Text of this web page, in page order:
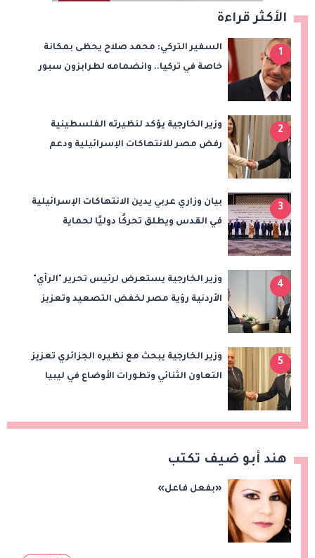
الأكثر قراءة
1
السفير التركي: محمد صلاح يحظى بمكانة
خاصة في تركيا.. وانضمامه لطرابزون سبور
2
وزير الخارجية يؤكد لنظيرته الفلسطينية
رفض مصر للانتهاكات الإسرائيلية ودعم
3
بيان وزاري عربي يدين الانتهاكات الإسرائيلية
في القدس ويطلق تحركًا دوليًا لحماية
4
وزير الخارجية يستعرض لرئيس تحرير "الرأي"
الأردنية رؤية مصر لخفض التصعيد وتعزيز
5
وزير الخارجية يبحث مع نظيره الجزائري تعزيز
التعاون الثنائي وتطورات الأوضاع في ليبيا
هند أبو ضيف تكتب
«بفعل فاعل»